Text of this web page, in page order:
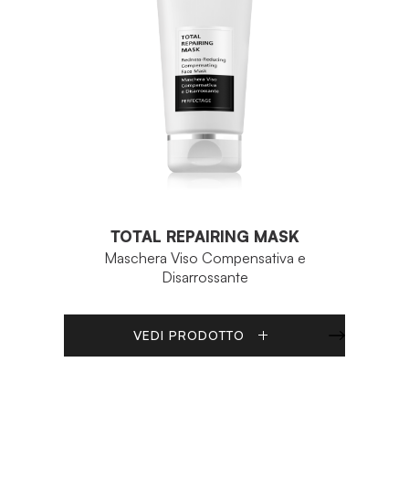
TOTAL REPAIRING MASK
Maschera Viso Compensativa e
Disarrossante
VEDI PRODOTTO